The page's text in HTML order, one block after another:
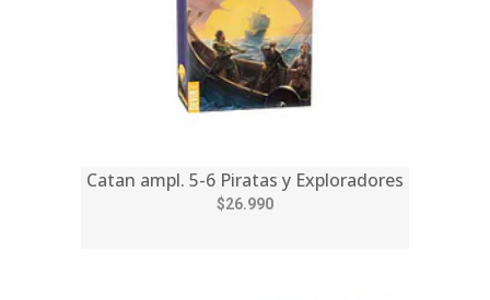
Catan ampl. 5-6 Piratas y Exploradores
$26.990